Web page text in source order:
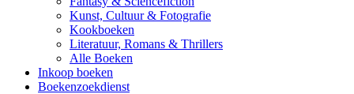
Kunst, Cultuur & Fotografie
Kookboeken
Literatuur, Romans & Thrillers
Alle Boeken
Inkoop boeken
Boekenzoekdienst